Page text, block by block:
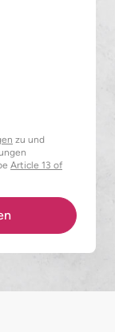
zu und
Article 13 of